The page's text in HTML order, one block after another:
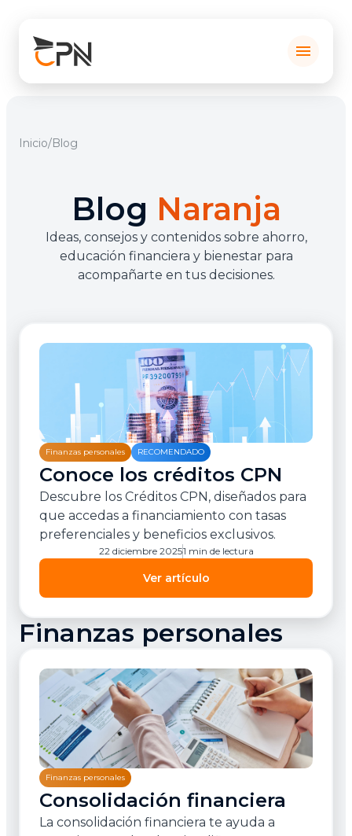
menu
Inicio/Blog
Blog Naranja
Ideas, consejos y contenidos sobre ahorro,
educación financiera y bienestar para
acompañarte en tus decisiones.
Finanzas personales RECOMENDADO
Conoce los créditos CPN
Descubre los Créditos CPN, diseñados para
que accedas a financiamiento con tasas
preferenciales y beneficios exclusivos.
Ver artículo
22 diciembre 20251 min de lectura
Finanzas personales
Finanzas personales
Consolidación financiera
La consolidación financiera te ayuda a